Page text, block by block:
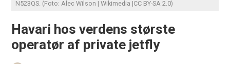
N523QS. (Foto: Alec Wilson | Wikimedia |CC BY-SA 2.0)
Havari hos verdens største
operatør af private jetfly